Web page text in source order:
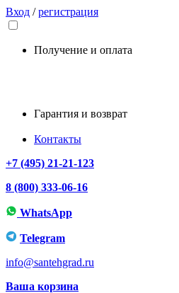
Вход /регистрация
Получение и оплата
Гарантия и возврат
Контакты
+7 (495) 21-21-123
8 (800) 333-06-16
WhatsApp
Telegram
info@santehgrad.ru
Ваша корзина